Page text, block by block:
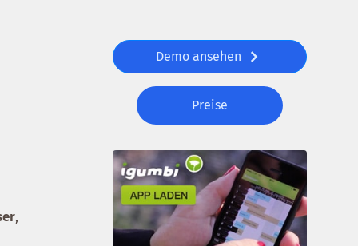
,
Demo ansehen
Preise